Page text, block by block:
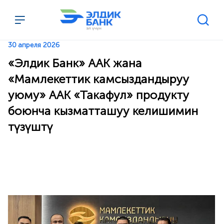
Перейти к содержимому
30 апреля 2026
«Элдик Банк» ААК жана
«Мамлекеттик камсыздандыруу
уюму» ААК «Такафул» продукту
боюнча кызматташуу келишимин
түзүштү